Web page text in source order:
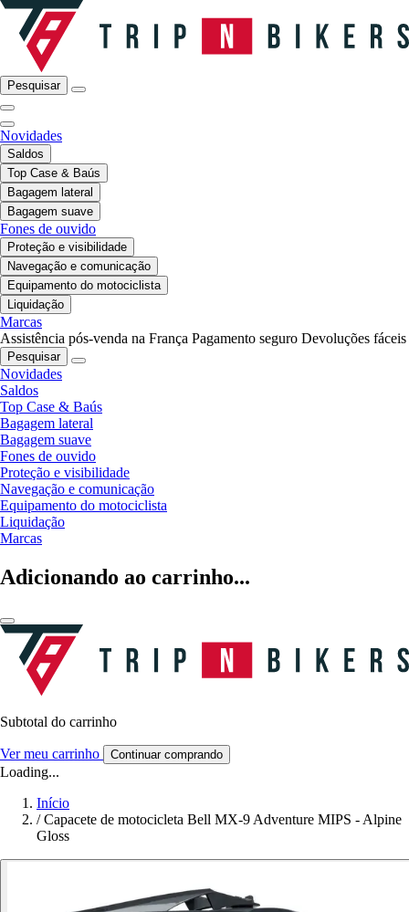
Pesquisar
Novidades
Saldos
Top Case & Baús
Bagagem lateral
Bagagem suave
Fones de ouvido
Proteção e visibilidade
Navegação e comunicação
Equipamento do motociclista
Liquidação
Marcas
Assistência pós-venda na França Pagamento seguro Devoluções fáceis
Pesquisar
Novidades
Saldos
Top Case & Baús
Bagagem lateral
Bagagem suave
Fones de ouvido
Proteção e visibilidade
Navegação e comunicação
Equipamento do motociclista
Liquidação
Marcas
Adicionando ao carrinho...
Subtotal do carrinho
Ver meu carrinho Continuar comprando
Loading...
Início
/ Capacete de motocicleta Bell MX-9 Adventure MIPS - Alpine
Gloss